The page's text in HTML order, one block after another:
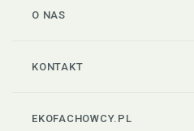
O NAS
KONTAKT
EKOFACHOWCY.PL